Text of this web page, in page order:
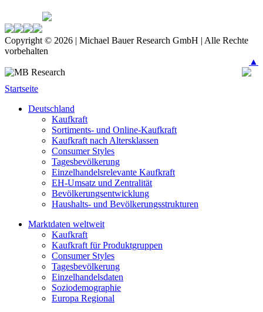
Copyright © 2026 | Michael Bauer Research GmbH | Alle Rechte
vorbehalten
▲
Startseite
Deutschland
Kaufkraft
Sortiments- und Online-Kaufkraft
Kaufkraft nach Altersklassen
Consumer Styles
Tagesbevölkerung
Einzelhandelsrelevante Kaufkraft
EH-Umsatz und Zentralität
Bevölkerungsentwicklung
Haushalts- und Bevölkerungsstrukturen
Marktdaten weltweit
Kaufkraft
Kaufkraft für Produktgruppen
Consumer Styles
Tagesbevölkerung
Einzelhandelsdaten
Soziodemographie
Europa Regional